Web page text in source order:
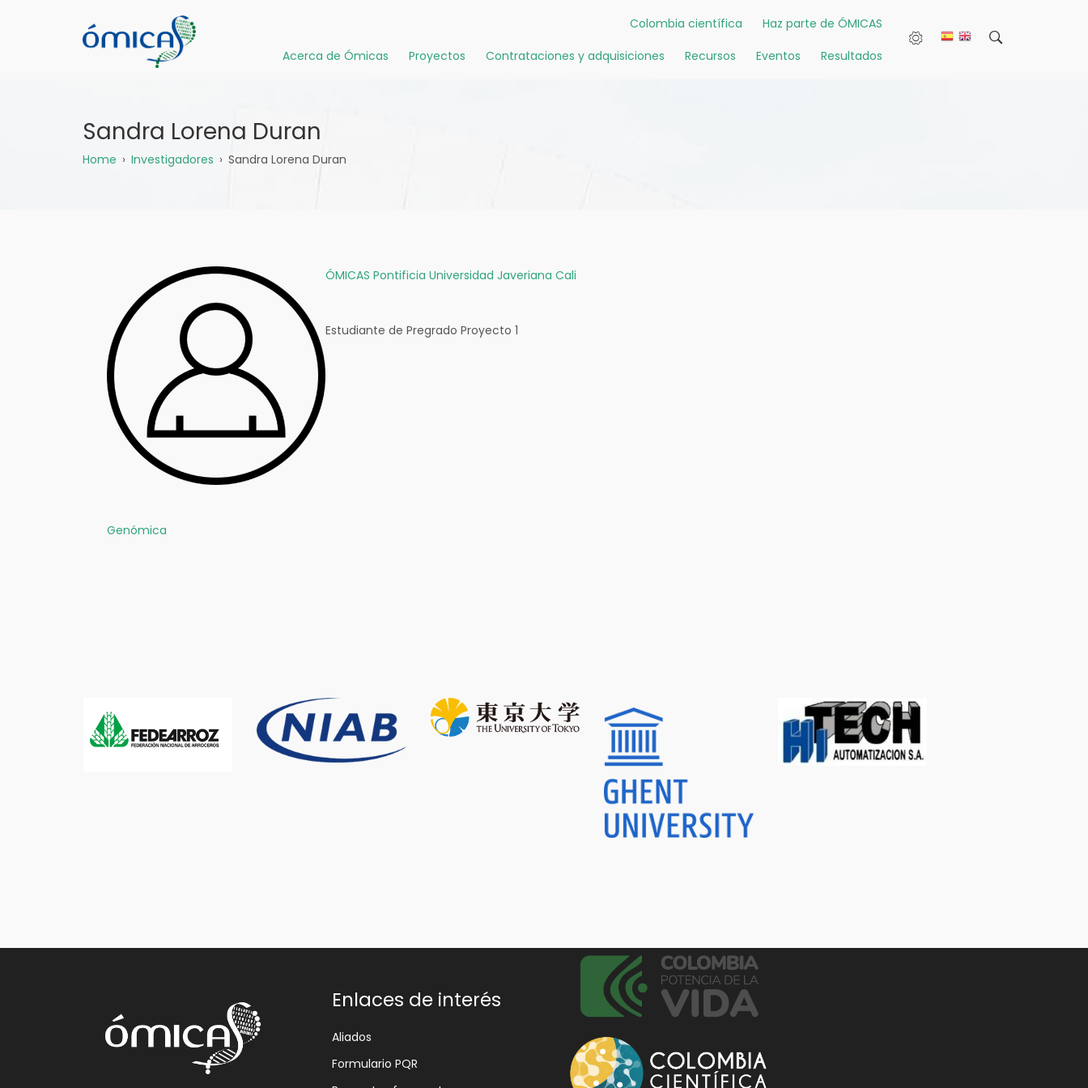
Colombia científica
Haz parte de ÓMICAS
Acerca de Ómicas
Proyectos Contrataciones y adquisiciones Recursos Eventos Resultados
Sandra Lorena Duran
Sobrescribir
navegación
Home Investigadores Sandra Lorena Duran
Genómica
ÓMICAS Pontificia Universidad Javeriana Cali
Estudiante de Pregrado Proyecto 1
Enlaces de interés
Aliados
Formulario PQR